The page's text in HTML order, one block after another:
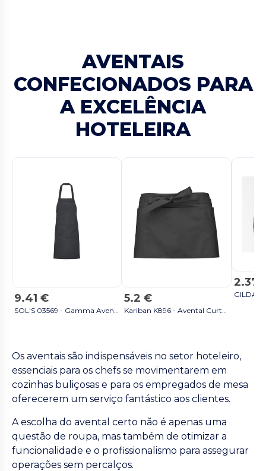
AVENTAIS
CONFECIONADOS PARA
A EXCELÊNCIA
HOTELEIRA
9.41 €
SOL'S 03569 - Gamma Avental Comprido Com Bolsos cinzento escuro
5.2 €
Kariban K896 - Avental Curto Polycotton com Bolsos Práticos cinzento escuro
2.37
Os aventais são indispensáveis no setor hoteleiro,
essenciais para os chefs se movimentarem em
cozinhas buliçosas e para os empregados de mesa
oferecerem um serviço fantástico aos clientes.
A escolha do avental certo não é apenas uma
questão de roupa, mas também de otimizar a
funcionalidade e o profissionalismo para assegurar
operações sem percalços.